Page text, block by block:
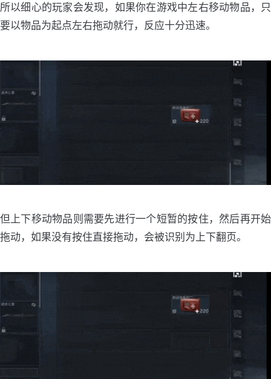
所以细心的玩家会发现，如果你在游戏中左右移动物品，只
要以物品为起点左右拖动就行，反应十分迅速。
但上下移动物品则需要先进行一个短暂的按住，然后再开始
拖动，如果没有按住直接拖动，会被识别为上下翻页。